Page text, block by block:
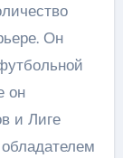
Он
он
и Лиге